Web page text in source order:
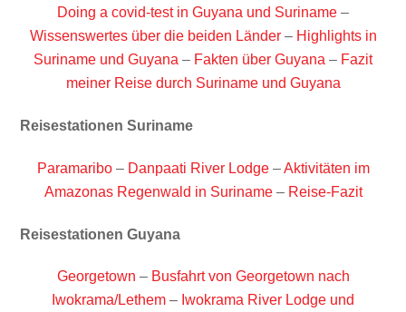
Doing a covid-test in Guyana und Suriname –
Wissenswertes über die beiden Länder– Highlights in
Suriname und Guyana – Fakten über Guyana – Fazit
meiner Reise durch Suriname und Guyana
Reisestationen Suriname
Paramaribo– Danpaati River Lodge–Aktivitäten im
Amazonas Regenwald in Suriname– Reise-Fazit
Reisestationen Guyana
Georgetown – Busfahrt von Georgetown nach
Iwokrama/Lethem – Iwokrama River Lodge und